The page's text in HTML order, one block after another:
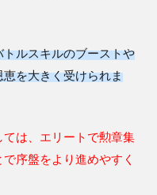
ルスキルのブーストや
を大きく受けられま
は、エリートで勲章集
序盤をより進めやすく